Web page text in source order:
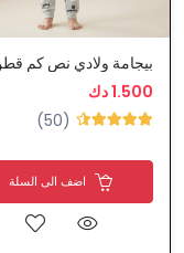
بيجامة ولادي نص كم
1.500 دك
(50)
اضف الى السلة